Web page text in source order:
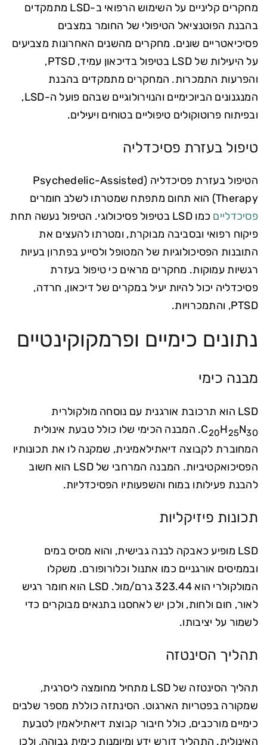
מחקרים קליניים על השימוש הרפואי ב-LSD מתמקדים
בהבנת הפוטנציאל הטיפולי של החומר במצבים
פסיכיאטריים שונים. מחקרים מהשנים האחרונות מצביעים
על היעילות של LSD בטיפול בדיכאון עמיד, PTSD,
והפרעות התמכרות. המחקרים מתמקדים בהבנת
המנגנונים הביוכימיים והנוירולוגיים שבהם פועל ה-LSD,
ובפיתוח פרוטוקולים טיפוליים בטוחים ויעילים.
טיפול בעזרת פסיכדליה
הטיפול בעזרת פסיכדליה (Psychedelic-Assisted
Therapy) הוא תחום מתפתח שמטרתו לשלב חומרים
פסיכדליים
כמו LSD בטיפול פסיכולוגי. הטיפול נעשה תחת
פיקוח רפואי ובסביבה מבוקרת, ומטרתו להעצים את
התובנות הפסיכולוגיות של המטופל ולסייע בפתרון בעיות
רגשיות עמוקות. מחקרים מראים כי טיפול בעזרת
פסיכדליה יכול להיות יעיל במקרים של דיכאון, חרדה,
PTSD, והתמכרויות.
נתונים כימיים ופרמקוקינטיים
מבנה כימי
LSD הוא תרכובת אורגנית עם נוסחה מולקולרית
C20H25N3O
. המבנה הכימי שלו כולל טבעת אינולית
המחוברת לקבוצה דיאתילאמינית, שמקנה לו את תכונותיו
הפסיכואקטיביות. המבנה המרחבי של LSD הוא חשוב
להבנת פעילותו במוח והשפעותיו הפסיכדליות.
תכונות פיזיקליות
LSD מופיע כאבקה לבנה גבישית, והוא מסיס במים
ובממיסים אורגניים כמו אתנול וכלורופורם. משקלו
המולקולרי הוא 323.44 גרם/מול. LSD הוא חומר רגיש
לאור, חום ולחות, ולכן יש לאחסנו בתנאים מבוקרים כדי
לשמור על יציבותו.
תהליך הסינטזה
תהליך הסינטזה של LSD מתחיל מחומצה ליסרגית,
שמקורה בפטריות הארגוט. הסינתזה כוללת מספר שלבים
כימיים מורכבים, כולל חיבור קבוצת דיאתילאמין לטבעת
האינולית. התהליך דורש ידע ומיומנות כימית גבוהה, ולכן